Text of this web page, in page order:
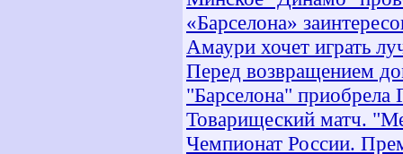
«Барселона»
Амаури хочет играть
Перед возвращением
"Барселона" приобрела
Товарищеский матч.
Чемпионат России.